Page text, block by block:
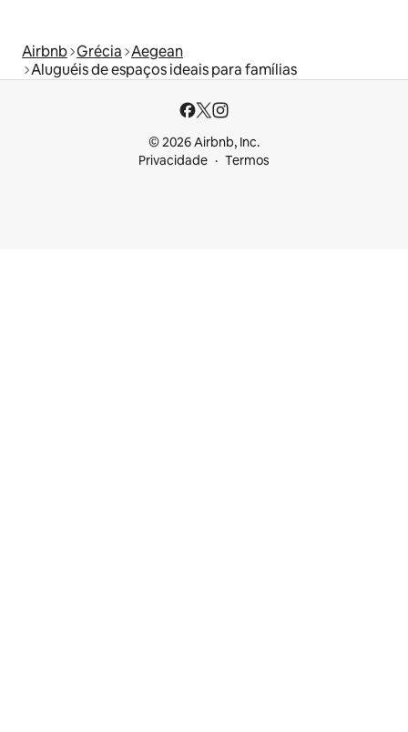
Airbnb Grécia Aegean
Aluguéis de espaços ideais para famílias
© 2026 Airbnb, Inc.
Privacidade
Termos